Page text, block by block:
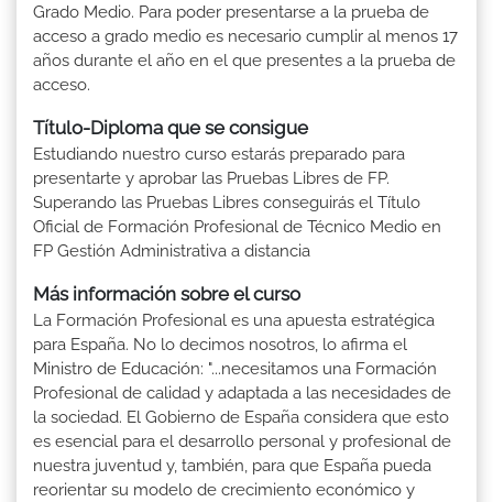
Grado Medio. Para poder presentarse a la prueba de
acceso a grado medio es necesario cumplir al menos 17
años durante el año en el que presentes a la prueba de
acceso.
Título-Diploma que se consigue
Estudiando nuestro curso estarás preparado para
presentarte y aprobar las Pruebas Libres de FP.
Superando las Pruebas Libres conseguirás el Título
Oficial de Formación Profesional de Técnico Medio en
FP Gestión Administrativa a distancia
Más información sobre el curso
La Formación Profesional es una apuesta estratégica
para España. No lo decimos nosotros, lo afirma el
Ministro de Educación: "...necesitamos una Formación
Profesional de calidad y adaptada a las necesidades de
la sociedad. El Gobierno de España considera que esto
es esencial para el desarrollo personal y profesional de
nuestra juventud y, también, para que España pueda
reorientar su modelo de crecimiento económico y